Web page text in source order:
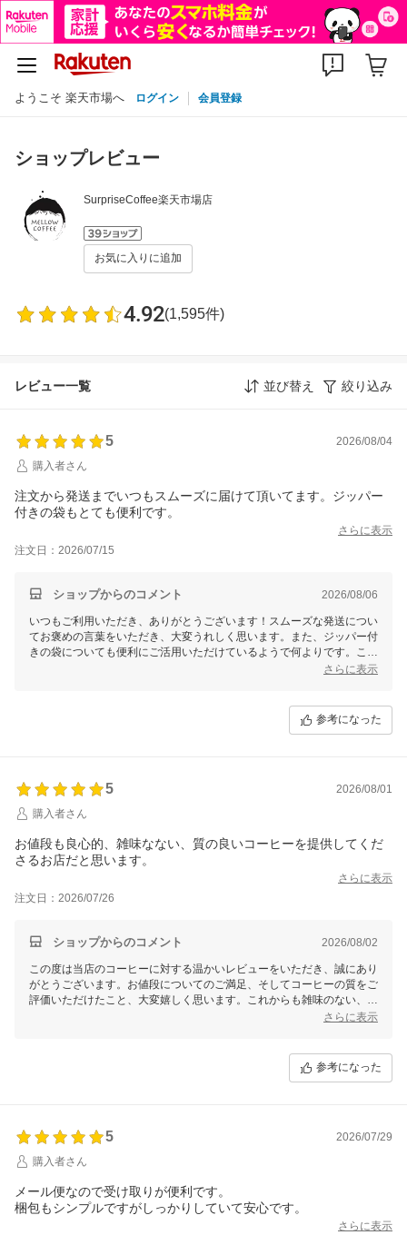
ようこそ 楽天市場へ ログイン 会員登録
ショップレビュー
SurpriseCoffee楽天市場店
お気に入りに追加
4.92(1,595件)
レビュー一覧 並び替え 絞り込み
5
2026/08/04
購入者さん
注文から発送までいつもスムーズに届けて頂いてます。ジッパー
付きの袋もとても便利です。
さらに表示
注文日：2026/07/15
ショップからのコメント 2026/08/06
いつもご利用いただき、ありがとうございます！スムーズな発送につい
てお褒めの言葉をいただき、大変うれしく思います。また、ジッパー付
きの袋についても便利にご活用いただけているようで何よりです。これ
からも安心してお買い物を楽しんでいただけるよう努めてまいりますの
さらに表示
参考になった
5
2026/08/01
購入者さん
お値段も良心的、雑味なない、質の良いコーヒーを提供してくだ
さるお店だと思います。
さらに表示
注文日：2026/07/26
ショップからのコメント 2026/08/02
この度は当店のコーヒーに対する温かいレビューをいただき、誠にあり
がとうございます。お値段についてのご満足、そしてコーヒーの質をご
評価いただけたこと、大変嬉しく思います。これからも雑味のない、美
味しいコーヒーをお届けできるよう努めてまいります。またのご利用を
さらに表示
参考になった
5
2026/07/29
購入者さん
メール便なので受け取りが便利です。
さらに表示